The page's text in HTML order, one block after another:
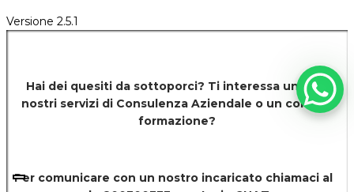
Versione 2.5.1
Hai dei quesiti da sottoporci? Ti interessa uno dei
nostri servizi di Consulenza Aziendale o un corso di
formazione?
Per comunicare con un nostro incaricato chiamaci al